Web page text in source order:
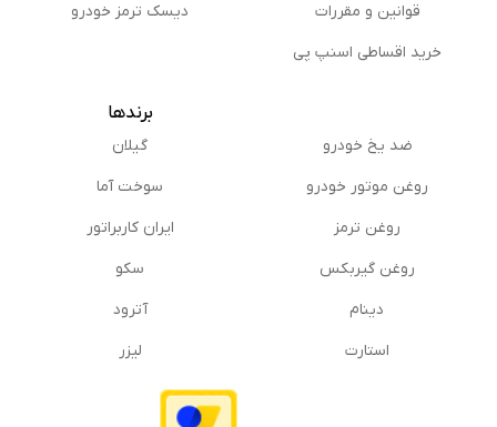
قوانین و مقررات
خرید اقساطی اسنپ پی
دیسک ترمز خودرو
ضد یخ خودرو
روغن موتور خودرو
روغن ترمز
روغن گیربكس
دینام
استارت
برندها
گیلان
سوخت آما
ایران کاربراتور
سکو
آترود
لیزر